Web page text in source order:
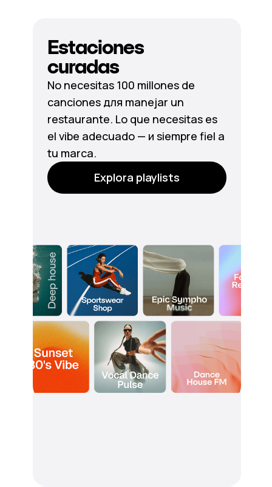
Estaciones
curadas
No necesitas 100 millones de
canciones для manejar un
restaurante. Lo que necesitas es
el vibe adecuado — и siempre fiel a
tu marca.
Explora playlists